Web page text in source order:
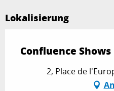
Lokalisierung
Confluence Shows
2, Place de